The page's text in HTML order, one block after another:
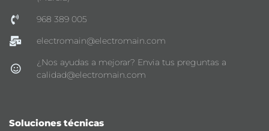
968 389 005
electromain@electromain.com
¿Nos ayudas a mejorar? Envia tus preguntas a
calidad@electromain.com
Soluciones técnicas